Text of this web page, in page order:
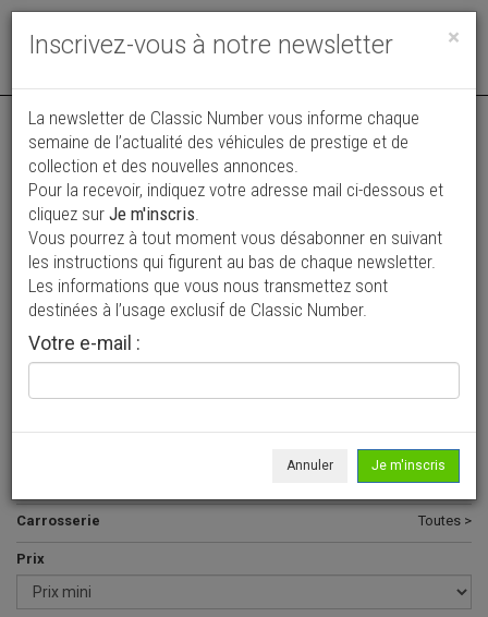
Toggle
Vos annonces vues par
plus de 4 millions de collectionneurs
Ajouter une annonce
> Rechercher un véhicule
Tous >
Carrosserie Toutes >
Prix
×
Inscrivez-vous à notre newsletter
La newsletter de Classic Number vous informe chaque
semaine de l’actualité des véhicules de prestige et de
collection et des nouvelles annonces.
Pour la recevoir, indiquez votre adresse mail ci-dessous et
cliquez sur Je m'inscris.
Vous pourrez à tout moment vous désabonner en suivant
les instructions qui figurent au bas de chaque newsletter.
Les informations que vous nous transmettez sont
destinées à l’usage exclusif de Classic Number.
Votre e-mail :
Annuler Je m'inscris